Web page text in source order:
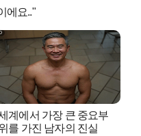
에요.."
계에서 가장 큰 중요부
를 가진 남자의 진실